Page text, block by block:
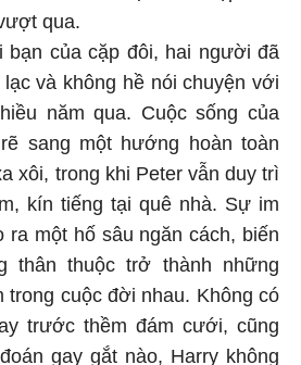
qua.
bạn của cặp đôi, hai người đã
và không hề nói chuyện với
năm qua. Cuộc sống của
sang một hướng hoàn toàn
xôi, trong khi Peter vẫn duy trì
kín tiếng tại quê nhà. Sự im
ra một hố sâu ngăn cách, biến
thân thuộc trở thành những
trong cuộc đời nhau. Không có
trước thềm đám cưới, cũng
gay gắt nào, Harry không